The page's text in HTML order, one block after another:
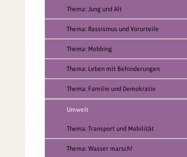
Thema: Jung und Alt
Thema: Rassismus und Vorurteile
Thema: Mobbing
Thema: Leben mit Behinderungen
Thema: Familie und Demokratie
Umwelt
Thema: Transport und Mobilität
Thema: Wasser marsch!